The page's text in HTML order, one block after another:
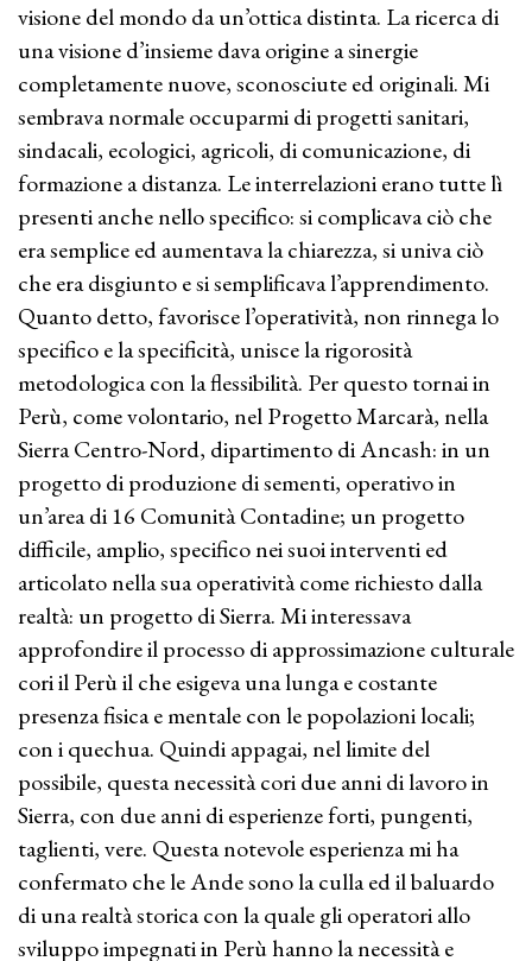
visione del mondo da un’ottica distinta. La ricerca di
una visione d’insieme dava origine a sinergie
completamente nuove, sconosciute ed originali. Mi
sembrava normale occuparmi di progetti sanitari,
sindacali, ecologici, agricoli, di comunicazione, di
formazione a distanza. Le interrelazioni erano tutte lì
presenti anche nello specifico: si complicava ciò che
era semplice ed aumentava la chiarezza, si univa ciò
che era disgiunto e si semplificava l’apprendimento.
Quanto detto, favorisce l’operatività, non rinnega lo
specifico e la specificità, unisce la rigorosità
metodologica con la flessibilità. Per questo tornai in
Perù, come volontario, nel Progetto Marcarà, nella
Sierra Centro-Nord, dipartimento di Ancash: in un
progetto di produzione di sementi, operativo in
un’area di 16 Comunità Contadine; un progetto
difficile, amplio, specifico nei suoi interventi ed
articolato nella sua operatività come richiesto dalla
realtà: un progetto di Sierra. Mi interessava
approfondire il processo di approssimazione culturale
cori il Perù il che esigeva una lunga e costante
presenza fisica e mentale con le popolazioni locali;
con i quechua. Quindi appagai, nel limite del
possibile, questa necessità cori due anni di lavoro in
Sierra, con due anni di esperienze forti, pungenti,
taglienti, vere. Questa notevole esperienza mi ha
confermato che le Ande sono la culla ed il baluardo
di una realtà storica con la quale gli operatori allo
sviluppo impegnati in Perù hanno la necessità e